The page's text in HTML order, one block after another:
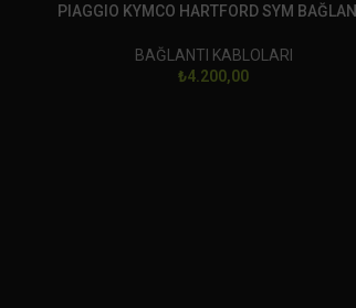
PIAGGIO KYMCO HARTFORD SYM
BAĞLANTI KABLOLARI
₺4.200,00